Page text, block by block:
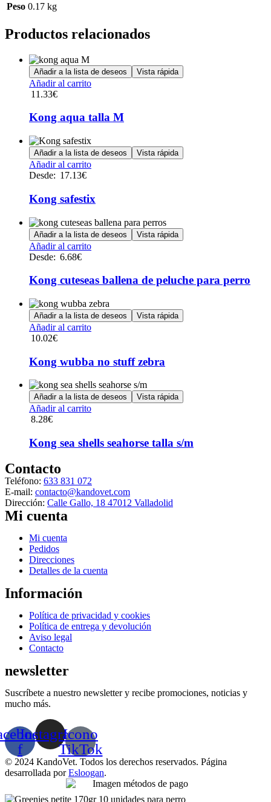
Peso 0.17 kg
Productos relacionados
Añadir a la lista de deseos Vista rápida
Añadir al carrito
11.33€
Kong aqua talla M
Añadir a la lista de deseos Vista rápida
Añadir al carritoEste
múltiples
variantes.
Las
opciones
se
pueden
la
de
producto
Desde: 17.13€
Kong safestix
Añadir a la lista de deseos Vista rápida
Añadir al carritoEste
múltiples
Las
opciones
se
pueden
la
de
producto
Desde: 6.68€
Kong cuteseas ballena de peluche para perro
Añadir a la lista de deseos Vista rápida
Añadir al carrito
10.02€
Kong wubba no stuff zebra
Añadir a la lista de deseos Vista rápida
Añadir al carrito
8.28€
Kong sea shells seahorse talla s/m
Contacto
Teléfono: 633 831 072
E-mail: contacto@kandovet.com
Dirección: Calle Gallo, 18 47012 Valladolid
Mi cuenta
Menú
Mi cuenta
Pedidos
Direcciones
Detalles de la cuenta
Información
Menú
Política de privacidad y cookies
Política de entrega y devolución
Aviso legal
Contacto
newsletter
Suscríbete a nuestro newsletter y recibe promociones, noticias y
mucho más.
f
InstagramIcono
TikTok
© 2024 KandoVet. Todos los derechos reservados. Página
desarrollada porEsloogan.